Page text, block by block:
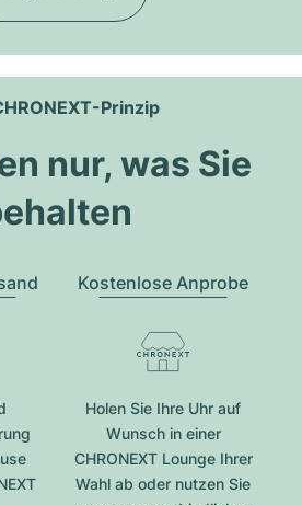
Prinzip
nur, was Sie
Kostenlose Anprobe
Holen Sie Ihre Uhr auf
Wunsch in einer
CHRONEXT Lounge Ihrer
Wahl ab oder nutzen Sie